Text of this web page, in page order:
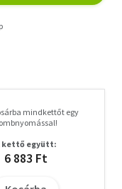
mindkettőt egy
kettő együtt:
6 883 Ft